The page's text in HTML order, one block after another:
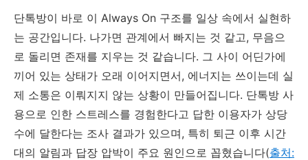
단톡방이 바로 이 Always On 구조를 일상 속에서 실현하
는 공간입니다. 나가면 관계에서 빠지는 것 같고, 무음으
로 돌리면 존재를 지우는 것 같습니다. 그 사이 어딘가에
끼어 있는 상태가 오래 이어지면서, 에너지는 쓰이는데 실
제 소통은 이뤄지지 않는 상황이 만들어집니다. 단톡방 사
용으로 인한 스트레스를 경험한다고 답한 이용자가 상당
수에 달한다는 조사 결과가 있으며, 특히 퇴근 이후 시간
대의 알림과 답장 압박이 주요 원인으로 꼽혔습니다(출처: